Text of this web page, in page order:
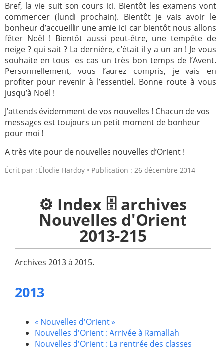
Bref, la vie suit son cours ici. Bientôt les examens vont
commencer (lundi prochain). Bientôt je vais avoir le
bonheur d’accueillir une amie ici car bientôt nous allons
fêter Noël ! Bientôt aussi peut-être, une tempête de
neige ? qui sait ? La dernière, c’était il y a un an ! Je vous
souhaite en tous les cas un très bon temps de l’Avent.
Personnellement, vous l’aurez compris, je vais en
profiter pour revenir à l’essentiel. Bonne route à vous
jusqu’à Noël !
J’attends évidemment de vos nouvelles ! Chacun de vos
messages est toujours un petit moment de bonheur
pour moi !
A très vite pour de nouvelles nouvelles d’Orient !
Écrit par : Élodie Hardoy Publication : 26 décembre 2014
⚙️ Index 🗄️ archives
Nouvelles d'Orient
2013-215
Archives 2013 à 2015.
2013
« Nouvelles d'Orient »
Nouvelles d'Orient : Arrivée à Ramallah
Nouvelles d'Orient : La rentrée des classes